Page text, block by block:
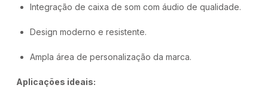
Integração de caixa de som com áudio de qualidade.
Design moderno e resistente.
Ampla área de personalização da marca.
Aplicações ideais: